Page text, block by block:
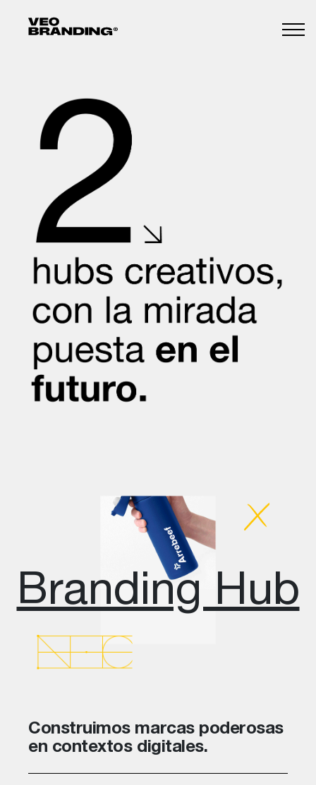
Branding Hub
Construimos marcas poderosas
en contextos digitales.